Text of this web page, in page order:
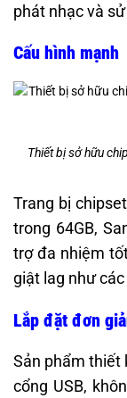
phát nhạc và
Cấu hình mạnh
Thiết bị sở hữu
Trang bị
trong 64GB,
trợ đa nhiệm
giật lag như
Lắp đặt đơn
Sản phẩm thiết
cổng USB,